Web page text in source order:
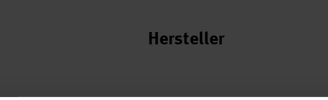
Hersteller